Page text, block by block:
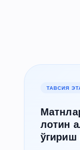
ТАВСИЯ
лотин
ўгириш